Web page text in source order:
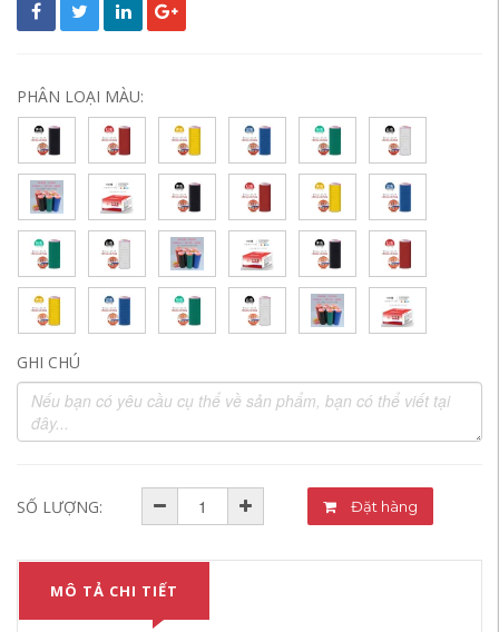
PHÂN LOẠI MÀU:
GHI CHÚ
SỐ LƯỢNG: Đặt hàng
MÔ TẢ CHI TIẾT